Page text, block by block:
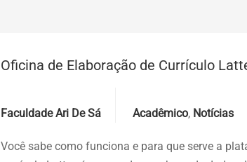
Oficina de Elaboração de Currículo
Faculdade Ari De Sá Acadêmico, Notícias
Você sabe como funciona e para que serve a